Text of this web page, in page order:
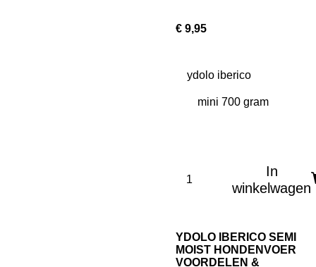
€ 9,95
ydolo iberico
In
winkelwagen
YDOLO IBERICO SEMI
MOIST HONDENVOER
VOORDELEN &